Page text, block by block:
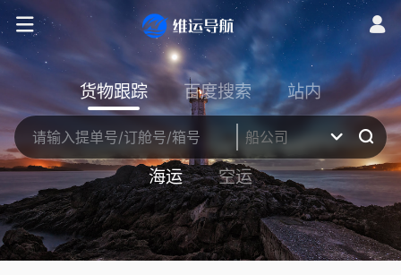
货物跟踪 百度搜索 站内
海运 空运